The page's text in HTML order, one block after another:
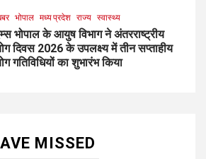
भोपाल मध्य प्रदेश राज्य स्वास्थ्य
भोपाल के आयुष विभाग ने अंतरराष्ट्रीय
दिवस 2026 के उपलक्ष्य में तीन सप्ताहीय
गतिविधियों का शुभारंभ किया
MISSED